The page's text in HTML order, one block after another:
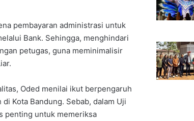
pembayaran administrasi untuk
Bank. Sehingga, menghindari
petugas, guna meminimalisir
Oded menilai ikut berpengaruh
Kota Bandung. Sebab, dalam Uji
penting untuk memeriksa